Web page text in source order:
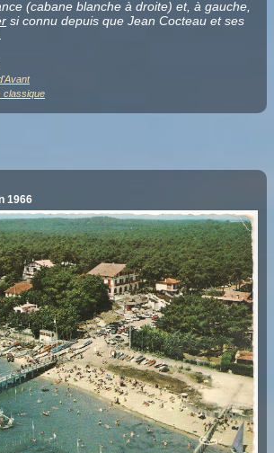
(cabane blanche à droite) et, à gauche,
si connu depuis que Jean Cocteau et ses
classique
1966